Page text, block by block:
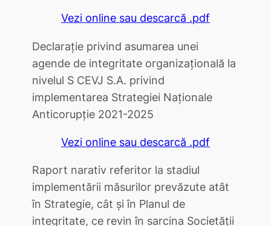
Vezi online sau descarcă .pdf
Declaraţie privind asumarea unei
agende de integritate organizaţională la
nivelul S CEVJ S.A. privind
implementarea Strategiei Naţionale
Anticorupţie 2021-2025
Vezi online sau descarcă .pdf
Raport narativ referitor la stadiul
implementării măsurilor prevăzute atât
în Strategie, cât și în Planul de
integritate, ce revin în sarcina Societății